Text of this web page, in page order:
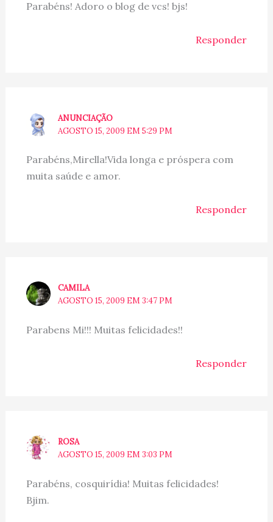
Parabéns! Adoro o blog de vcs! bjs!
Responder
ANUNCIAÇÃO
AGOSTO 15, 2009 EM 5:29 PM
Parabéns,Mirella!Vida longa e próspera com
muita saúde e amor.
Responder
CAMILA
AGOSTO 15, 2009 EM 3:47 PM
Parabens Mi!!! Muitas felicidades!!
Responder
ROSA
AGOSTO 15, 2009 EM 3:03 PM
Parabéns, cosquirídia! Muitas felicidades!
Bjim.